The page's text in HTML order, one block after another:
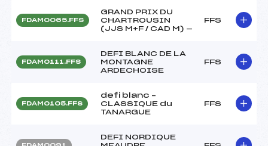
FDAM0065.FFS
GRAND PRIX DU
CHARTROUSIN
(JJS M+F / CAD M) —
FFS
FDAM0111.FFS
DEFI BLANC DE LA
MONTAGNE
ARDECHOISE
FFS
FDAM0105.FFS
defi blanc –
CLASSIQUE du
TANARGUE
FFS
DEFI NORDIQUE